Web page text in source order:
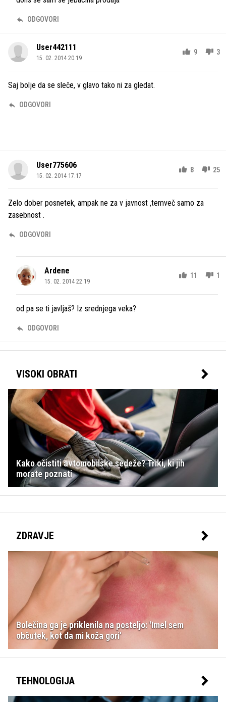
ODGOVORI
User442111
15. 02. 2014 20.19
9 3
Saj bolje da se sleče, v glavo tako ni za gledat.
ODGOVORI
User775606
15. 02. 2014 17.17
8 25
Zelo dober posnetek, ampak ne za v javnost ,temveč samo za
zasebnost .
ODGOVORI
Ardene
15. 02. 2014 22.19
11 1
od pa se ti javljaš? Iz srednjega veka?
ODGOVORI
VISOKI OBRATI
Kako očistiti avtomobilske sedeže? Triki, ki jih
morate poznati
ZDRAVJE
Bolečina ga je priklenila na posteljo: 'Imel sem
občutek, kot da mi koža gori'
TEHNOLOGIJA